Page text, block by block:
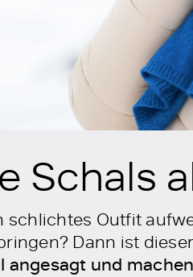
Schals
schlichtes Outfit
Dann ist
angesagt und